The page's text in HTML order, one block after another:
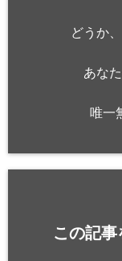
どうか
あな
唯一
この記